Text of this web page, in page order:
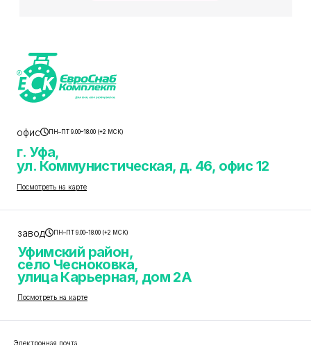
офис ПН–ПТ 9.00–18.00 (+2 МСК)
г. Уфа,
ул. Коммунистическая, д. 46, офис 12
Посмотреть на карте
завод ПН–ПТ 9.00–18.00 (+2 МСК)
Уфимский район,
село Чесноковка,
улица Карьерная, дом 2А
Посмотреть на карте
Электронная почта